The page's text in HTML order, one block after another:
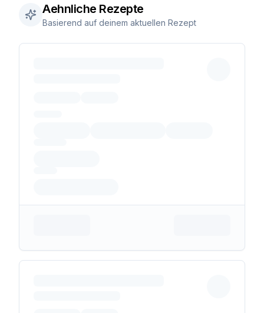
Aehnliche Rezepte
Basierend auf deinem aktuellen Rezept